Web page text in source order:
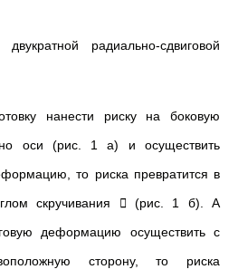
радиально-сдвиговой
нанести риску на боковую
оси (рис. 1 а) и осуществить
то риска превратится в
скручивания  (рис. 1 б). А
деформацию осуществить с
сторону, то риска